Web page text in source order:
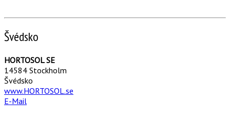
Švédsko
HORTOSOL SE
14584 Stockholm
Švédsko
www.HORTOSOL.se
E-Mail